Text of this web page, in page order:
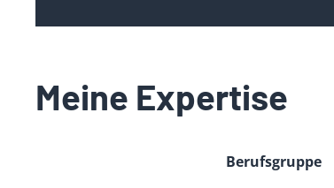
Meine Expertise
Berufsgruppe